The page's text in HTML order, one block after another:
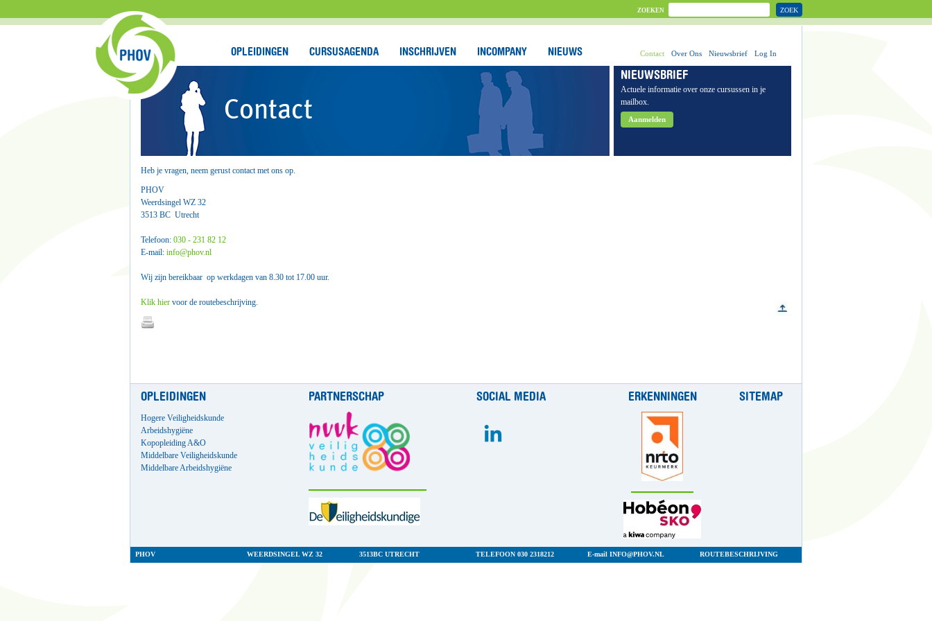
ZOEKEN ZOEK
OPLEIDINGEN CURSUSAGENDA INSCHRIJVEN INCOMPANY NIEUWS Contact Over Ons Nieuwsbrief Log In
NIEUWSBRIEF
Actuele informatie over onze cursussen in je
mailbox.
Aanmelden
Contact
Heb je vragen, neem gerust contact met ons op.
PHOV
Weerdsingel WZ 32
3513 BC Utrecht
Telefoon: 030 - 231 82 12
E-mail: info@phov.nl
Wij zijn bereikbaar op werkdagen van 8.30 tot 17.00 uur.
Klik hier voor de routebeschrijving.
OPLEIDINGEN
Hogere Veiligheidskunde
Arbeidshygiëne
Kopopleiding A&O
Middelbare Veiligheidskunde
Middelbare Arbeidshygiëne
PARTNERSCHAP SOCIAL MEDIA ERKENNINGEN SITEMAP
PHOV WEERDSINGEL WZ 32 3513BC UTRECHT TELEFOON 030 2318212 E-mail INFO@PHOV.NL ROUTEBESCHRIJVING